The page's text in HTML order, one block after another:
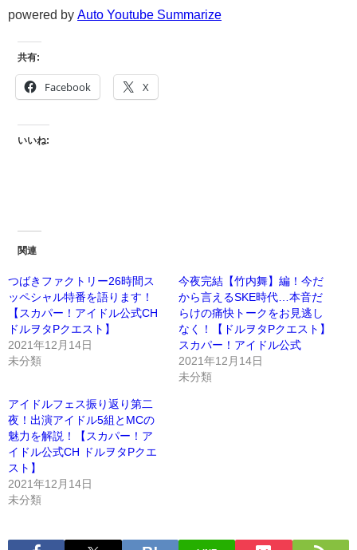
powered by Auto Youtube Summarize
共有:
Facebook X
いいね:
関連
つばきファクトリー26時間ス
ッペシャル特番を語ります！
【スカパー！アイドル公式CH
ドルヲタPクエスト】
2021年12月14日
未分類
今夜完結【竹内舞】編！今だ
から言えるSKE時代…本音だ
らけの痛快トークをお見逃し
なく！【ドルヲタPクエスト】
スカパー！アイドル公式
2021年12月14日
未分類
アイドルフェス振り返り第二
夜！出演アイドル5組とMCの
魅力を解説！【スカパー！ア
イドル公式CH ドルヲタPクエ
スト】
2021年12月14日
未分類